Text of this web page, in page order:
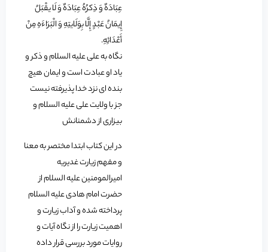
عِبَادَهٌ وَ ذِکرُهُ عِبَادَهٌ وَ لَا یقْبَلُ
إِیمَانُ عَبْدٍ إِلَّا بِوَلَایتِهِ وَ الْبَرَاءَهِ مِنْ
أَعْدَائِهِ.
نگاه به علی علیه السلام و ذکر و
یاد او عبادت است و ایمان هیچ
بنده ای نزد خدا پذیرفته نیست
جز با ولایت علی علیه السلام و
بیزاری از دشمنانش
در این کتاب ابتدا مختصر به معنا
و مفهم زیارت غدیریه
امیرالمومنین علیه السلام از
حضرت امام هادی علیه السلام
پرداخته شده و آداب زیارت و
اهمیت زیارت را از نگاه آیات و
روایات مورد بررسی قرار داده